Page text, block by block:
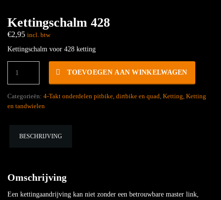
Kettingschalm 428
€2,95 incl. btw
Kettingschalm voor 428 ketting
428
hoeveelheid
TOEVOEGEN AAN WINKELWAGEN
Categorieën: 4-Takt onderdelen pitbike, dirtbike en quad, Ketting, Ketting
en tandwielen
BESCHRIJVING
Omschrijving
Een kettingaandrijving kan niet zonder een betrouwbare master link,